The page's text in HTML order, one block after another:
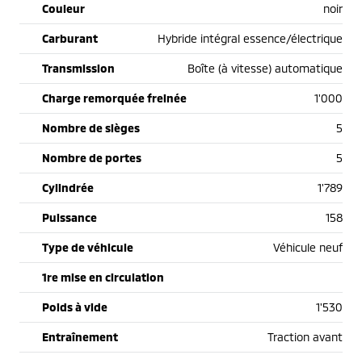
Couleur noir
Carburant Hybride intégral essence/électrique
Transmission Boîte (à vitesse) automatique
Charge remorquée freinée 1'000
Nombre de sièges 5
Nombre de portes 5
Cylindrée 1'789
Puissance 158
Type de véhicule Véhicule neuf
1re mise en circulation
Poids à vide 1'530
Entraînement Traction avant